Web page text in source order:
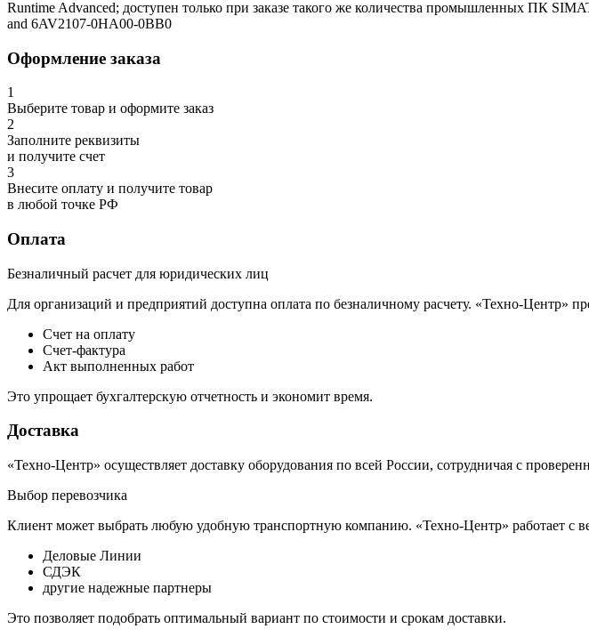
Runtime Advanced; доступен только при заказе такого же количества промышленных
and 6AV2107-0HA00-0BB0
Оформление заказа
1
Выберите товар и оформите заказ
2
Заполните реквизиты
и получите счет
3
Внесите оплату и получите товар
в любой точке РФ
Оплата
Безналичный расчет для юридических лиц
Для организаций и предприятий доступна оплата по безналичному расчету. «Техно-Центр»
Счет на оплату
Счет-фактура
Акт выполненных работ
Это упрощает бухгалтерскую отчетность и экономит время.
Доставка
«Техно-Центр» осуществляет доставку оборудования по всей России, сотрудничая с
Выбор перевозчика
Клиент может выбрать любую удобную транспортную компанию. «Техно-Центр» работает с
Деловые Линии
СДЭК
другие надежные партнеры
Это позволяет подобрать оптимальный вариант по стоимости и срокам доставки.